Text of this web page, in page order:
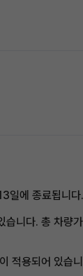
일에 종료됩니다.
니다. 총 차량
적용되어 있습